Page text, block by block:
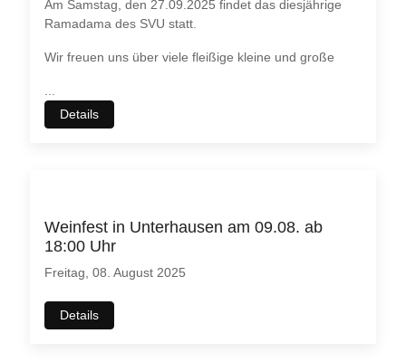
Am Samstag, den 27.09.2025 findet das diesjährige
Ramadama des SVU statt.
Wir freuen uns über viele fleißige kleine und große
Details
Weinfest in Unterhausen am 09.08. ab
18:00 Uhr
Freitag, 08. August 2025
Details